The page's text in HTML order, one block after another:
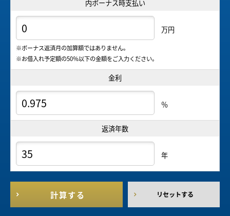
内ボーナス時支払い
万円
※ボーナス返済月の加算額ではありません。
※お借入れ予定額の50％以下の金額をご入力ください。
金利
％
返済年数
年
計算する リセットする